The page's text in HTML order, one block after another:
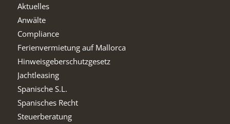
Aktuelles
Anwälte
Compliance
Ferienvermietung auf Mallorca
Hinweisgeberschutzgesetz
Jachtleasing
Spanische S.L.
Spanisches Recht
Steuerberatung